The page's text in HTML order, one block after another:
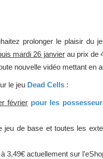
prolonger le plaisir du
mardi 26 janvierau prix de
nouvelle vidéo mettant en
le jeu Dead Cells :
février pour les
jeu de base et toutes les
3,49€ actuellement sur